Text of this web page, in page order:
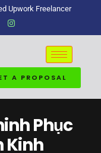
Upwork Freelancer
A PROPOSAL
Phục
Kinh